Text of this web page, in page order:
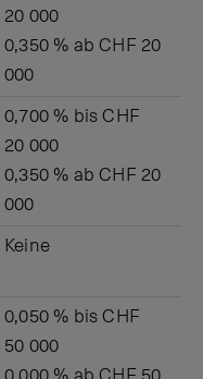
20 000
0,350 % ab CHF 20
000
0,700 % bis CHF
20 000
0,350 % ab CHF 20
000
Keine
0,050 % bis CHF
50 000